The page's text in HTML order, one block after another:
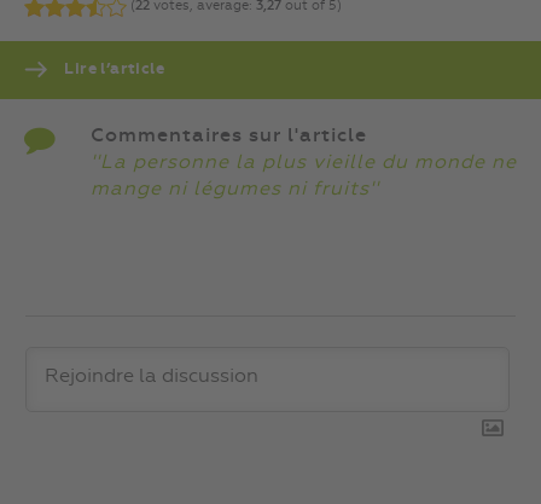
(22 votes, average: 3,27 out of 5)
Lire l’article
Commentaires sur l'article
''La personne la plus vieille du monde ne
mange ni légumes ni fruits''